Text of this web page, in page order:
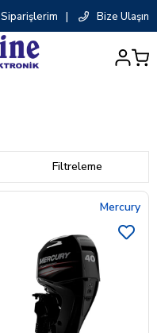
Siparişlerim | Bize Ulaşın
Filtreleme
Mercury